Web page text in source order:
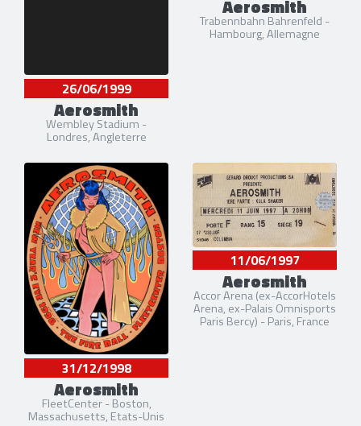
26/06/1999
Aerosmith
Wembley Stadium -
Londres, Angleterre
Aerosmith
Trabennbahn Bahrenfeld -
Hambourg, Allemagne
31/12/1998
Aerosmith
FleetCenter - Boston,
Massachusetts, Etats-Unis
11/06/1997
Aerosmith
Accor Arena (ex-AccorHotels
Arena, ex-Palais Omnisports
Paris Bercy) - Paris, France